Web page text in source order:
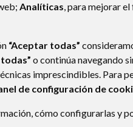
Analíticas, para mejorar
“Aceptar todas”
o continúa navegando
imprescindibles. Para
de configuración de
cómo configurarlas y